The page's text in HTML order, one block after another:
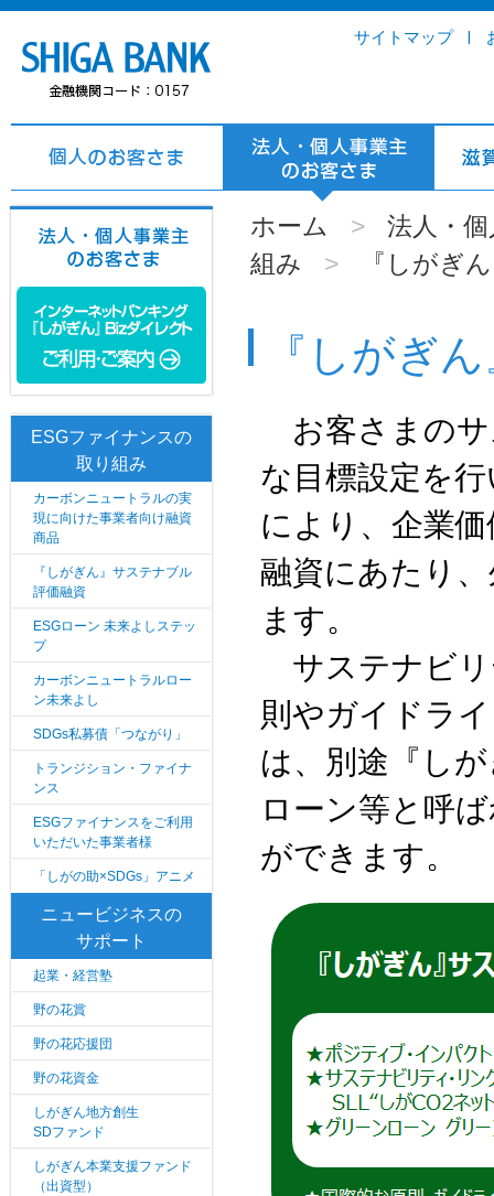
サイトマップ
ESGファイナンスの
取り組み
カーボンニュートラルの実
現に向けた事業者向け融資
商品
『しがぎん』サステナブル
評価融資
ESGローン 未来よしステッ
プ
カーボンニュートラルロー
ン未来よし
SDGs私募債「つながり」
トランジション・ファイナ
ンス
ESGファイナンスをご利用
いただいた事業者様
「しがの助×SDGs」アニメ
ニュービジネスの
サポート
起業・経営塾
野の花賞
野の花応援団
野の花資金
しがぎん地方創生
SDファンド
しがぎん本業支援ファンド
（出資型）
ホーム >
法人・
組み
> 『しがぎ
『しがぎ
お客さまのサ
な目標設定を
により、企業
融資にあたり
ます。
サステナビリ
則やガイドラ
は、別途『し
ローン等と呼
ができます。